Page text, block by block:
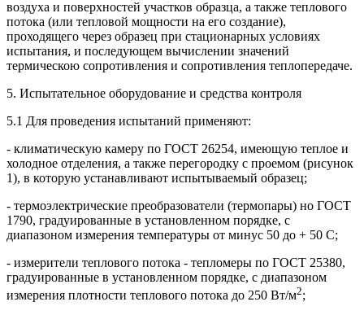
воздуха и поверхностей участков образца, а также теплового
потока (или тепловой мощности на его создание),
проходящего через образец при стационарных условиях
испытания, и последующем вычислении значений
термическою сопротивления и сопротивления теплопередаче.
5. Испытательное оборудование и средства контроля
5.1 Для проведения испытаний применяют:
- климатическую камеру по ГОСТ 26254, имеющую теплое и
холодное отделения, а также перегородку с проемом (рисунок
1), в которую устанавливают испытываемый образец;
- термоэлектрические преобразователи (термопары) но ГОСТ
1790, градуированные в установленном порядке, с
диапазоном измерения температуры от минус 50 до + 50 С;
- измерители теплового потока - тепломеры по ГОСТ 25380,
градуированные в установленном порядке, с диапазоном
измерения плотности теплового потока до 250 Вт/м2;